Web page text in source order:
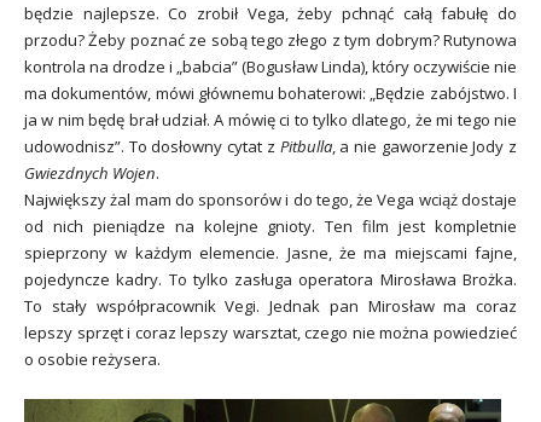
będzie najlepsze. Co zrobił Vega, żeby pchnąć całą fabułę do
przodu? Żeby poznać ze sobą tego złego z tym dobrym? Rutynowa
kontrola na drodze i „babcia” (Bogusław Linda), który oczywiście nie
ma dokumentów, mówi głównemu bohaterowi: „Będzie zabójstwo. I
ja w nim będę brał udział. A mówię ci to tylko dlatego, że mi tego nie
udowodnisz”. To dosłowny cytat z Pitbulla, a nie gaworzenie Jody z
Gwiezdnych Wojen.
Największy żal mam do sponsorów i do tego, że Vega wciąż dostaje
od nich pieniądze na kolejne gnioty. Ten film jest kompletnie
spieprzony w każdym elemencie. Jasne, że ma miejscami fajne,
pojedyncze kadry. To tylko zasługa operatora Mirosława Brożka.
To stały współpracownik Vegi. Jednak pan Mirosław ma coraz
lepszy sprzęt i coraz lepszy warsztat, czego nie można powiedzieć
o osobie reżysera.